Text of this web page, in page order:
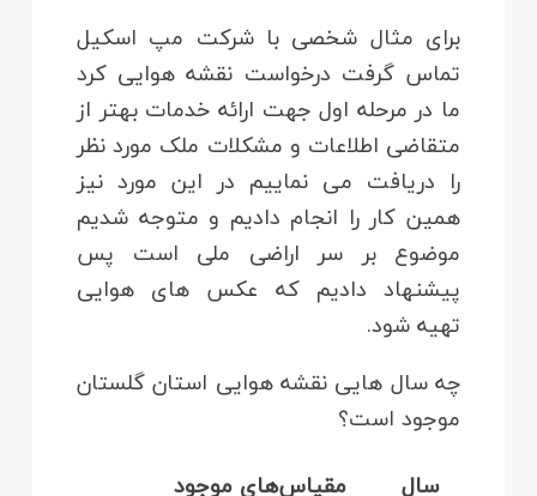
برای مثال شخصی با شرکت مپ اسکیل
تماس گرفت درخواست نقشه هوایی کرد
ما در مرحله اول جهت ارائه خدمات بهتر از
متقاضی اطلاعات و مشکلات ملک مورد نظر
را دریافت می نماییم در این مورد نیز
همین کار را انجام دادیم و متوجه شدیم
موضوع بر سر اراضی ملی است پس
پیشنهاد دادیم که عکس های هوایی
تهیه شود.
چه سال هایی نقشه هوایی استان گلستان
موجود است؟
سال
مقیاس‌های موجود